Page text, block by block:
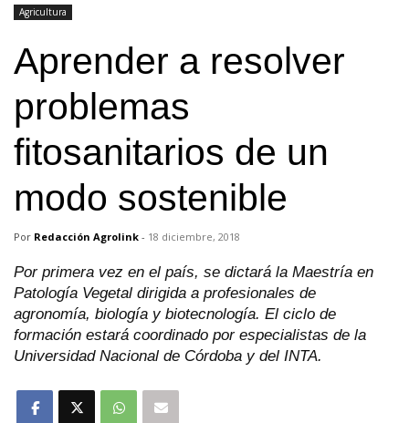
Agricultura
Aprender a resolver
problemas
fitosanitarios de un
modo sostenible
Por Redacción Agrolink - 18 diciembre, 2018
Por primera vez en el país, se dictará la Maestría en
Patología Vegetal dirigida a profesionales de
agronomía, biología y biotecnología. El ciclo de
formación estará coordinado por especialistas de la
Universidad Nacional de Córdoba y del INTA.